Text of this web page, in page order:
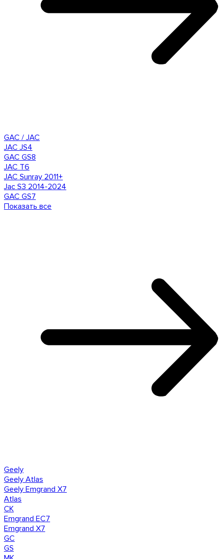
GAC / JAC
JAC JS4
GAC GS8
JAC T6
JAC Sunray 2011+
Jac S3 2014-2024
GAC GS7
Показать все
Geely
Geely Atlas
Geely Emgrand X7
Atlas
CK
Emgrand EC7
Emgrand X7
GC
GS